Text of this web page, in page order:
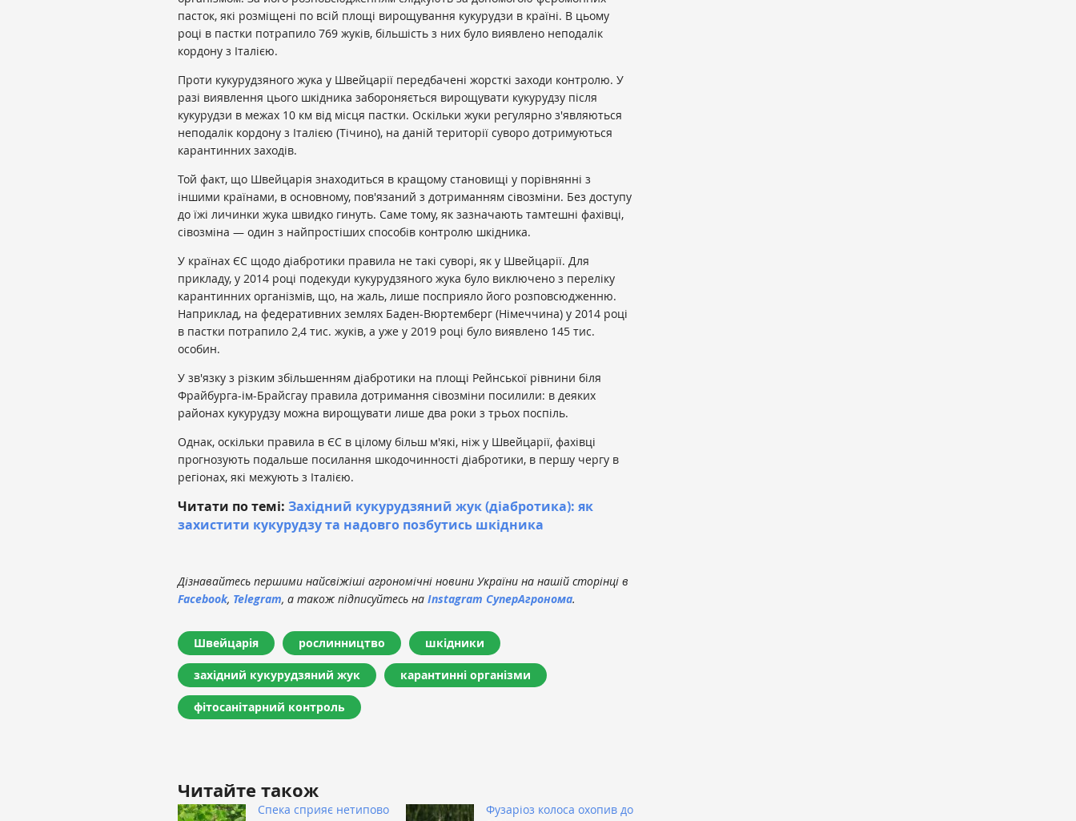
пасток, які розміщені по всій площі вирощування кукурудзи в країні. В цьому
році в пастки потрапило 769 жуків, більшість з них було виявлено неподалік
кордону з Італією.
Проти кукурудзяного жука у Швейцарії передбачені жорсткі заходи контролю. У
разі виявлення цього шкідника забороняється вирощувати кукурудзу після
кукурудзи в межах 10 км від місця пастки. Оскільки жуки регулярно з'являються
неподалік кордону з Італією (Тічино), на даній території суворо дотримуються
карантинних заходів.
Той факт, що Швейцарія знаходиться в кращому становищі у порівнянні з
іншими країнами, в основному, пов'язаний з дотриманням сівозміни. Без доступу
до їжі личинки жука швидко гинуть. Саме тому, як зазначають тамтешні фахівці,
сівозміна — один з найпростіших способів контролю шкідника.
У країнах ЄС щодо діабротики правила не такі суворі, як у Швейцарії. Для
прикладу, у 2014 році подекуди кукурудзяного жука було виключено з переліку
карантинних організмів, що, на жаль, лише посприяло його розповсюдженню.
Наприклад, на федеративних землях Баден-Вюртемберг (Німеччина) у 2014 році
в пастки потрапило 2,4 тис. жуків, а уже у 2019 році було виявлено 145 тис.
особин.
У зв'язку з різким збільшенням діабротики на площі Рейнської рівнини біля
Фрайбурга-ім-Брайсгау правила дотримання сівозміни посилили: в деяких
районах кукурудзу можна вирощувати лише два роки з трьох поспіль.
Однак, оскільки правила в ЄС в цілому більш м'які, ніж у Швейцарії, фахівці
прогнозують подальше посилання шкодочинності діабротики, в першу чергу в
регіонах, які межують з Італією.
Читати по темі: Західний кукурудзяний жук (діабротика): як
захистити кукурудзу та надовго позбутись шкідника
Дізнавайтесь першими найсвіжіші агрономічні новини України на нашій сторінці в
Facebook, Telegram, а також підписуйтесь на Instagram СуперАгронома.
Швейцарія рослинництво шкідники
західний кукурудзяний жук карантинні організми
фітосанітарний контроль
Читайте також
Спека сприяє нетипово
Фузаріоз колоса охопив до